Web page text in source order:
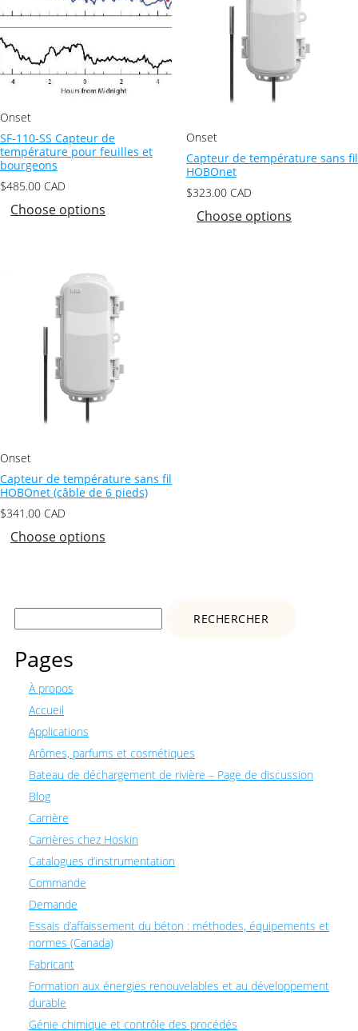
Onset
SF-110-SS Capteur de
température pour feuilles et
bourgeons
$485.00 CAD
Choose options
Onset
Capteur de température sans fil
HOBOnet
$323.00 CAD
Choose options
Onset
Capteur de température sans fil
HOBOnet (câble de 6 pieds)
$341.00 CAD
Choose options
Rechercher :
Pages
À propos
Accueil
Applications
Arômes, parfums et cosmétiques
Bateau de déchargement de rivière – Page de discussion
Blog
Carrière
Carrières chez Hoskin
Catalogues d’instrumentation
Commande
Demande
Essais d’affaissement du béton : méthodes, équipements et
normes (Canada)
Fabricant
Formation aux énergies renouvelables et au développement
durable
Génie chimique et contrôle des procédés